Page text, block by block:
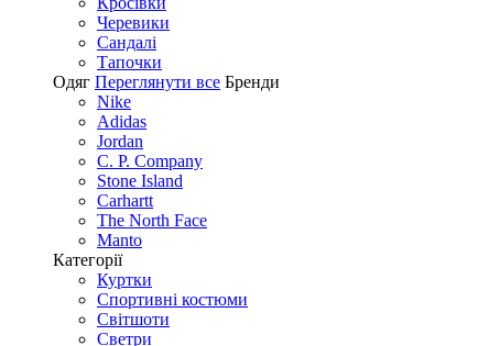
Черевики
Сандалі
Tапочки
Одяг Переглянути все Бренди
Nike
Adidas
Jordan
C. P. Company
Stone Island
Carhartt
The North Face
Manto
Категорії
Куртки
Спортивні костюми
Світшоти
Светри